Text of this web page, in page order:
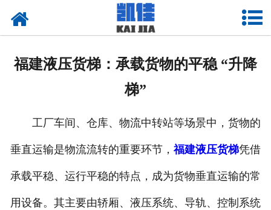
厂房设备
联系我们
福建液压货梯：承载货物的平稳 “升降
梯”
工厂车间、仓库、物流中转站等场景中，货物的
垂直运输是物流流转的重要环节， 福建液压货梯凭借
承载平稳、运行平稳的特点，成为货物垂直运输的常
用设备。其主要由轿厢、液压系统、导轨、控制系统